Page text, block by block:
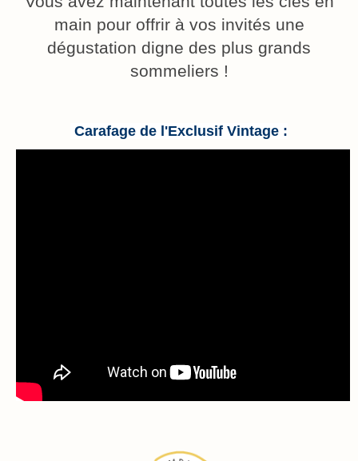
main pour offrir à vos invités une
dégustation digne des plus grands
sommeliers !
Carafage de l'Exclusif Vintage :